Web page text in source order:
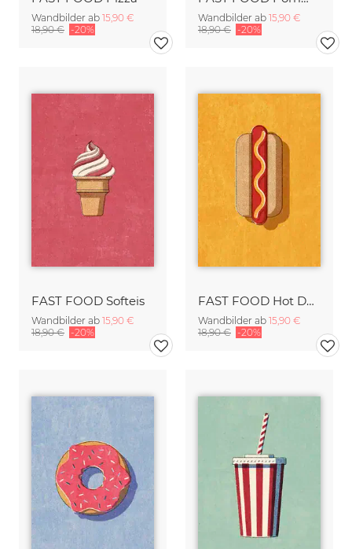
Wandbilder ab 15,90 €
18,90 € -20%
Wandbilder ab 15,90 €
18,90 € -20%
FAST FOOD Softeis
Wandbilder ab 15,90 €
18,90 € -20%
FAST FOOD Hot Dog
Wandbilder ab 15,90 €
18,90 € -20%